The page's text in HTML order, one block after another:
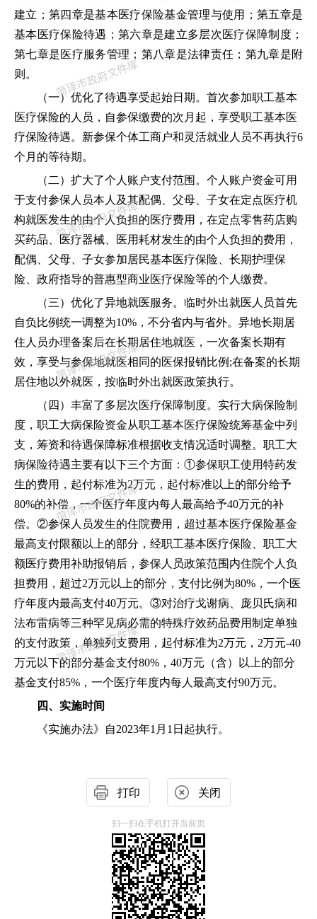
建立；第四章是基本医疗保险基金管理与使用；第五章是
基本医疗保险待遇；第六章是建立多层次医疗保障制度；
第七章是医疗服务管理；第八章是法律责任；第九章是附
则。
（一）优化了待遇享受起始日期。 首次参加职工基本
医疗保险的人员，自参保缴费的次月起，享受职工基本医
疗保险待遇。新参保个体工商户和灵活就业人员不再执行6
个月的等待期。
（二）扩大了个人账户支付范围。 个人账户资金可用
于支付参保人员本人及其配偶、父母、子女在定点医疗机
构就医发生的由个人负担的医疗费用，在定点零售药店购
买药品、医疗器械、医用耗材发生的由个人负担的费用，
配偶、父母、子女参加居民基本医疗保险、长期护理保
险、政府指导的普惠型商业医疗保险等的个人缴费。
（三）优化了异地就医服务。 临时外出就医人员首先
自负比例统一调整为10%，不分省内与省外。异地长期居
住人员办理备案后在长期居住地就医，一次备案长期有
效，享受与参保地就医相同的医保报销比例;在备案的长期
居住地以外就医，按临时外出就医政策执行。
（四）丰富了多层次医疗保障制度。 实行大病保险制
度，职工大病保险资金从职工基本医疗保险统筹基金中列
支，筹资和待遇保障标准根据收支情况适时调整。职工大
病保险待遇主要有以下三个方面： ①参保职工使用特药发
生的费用，起付标准为2万元，起付标准以上的部分给予
80%的补偿，一个医疗年度内每人最高给予40万元的补
偿。②参保人员发生的住院费用，超过基本医疗保险基金
最高支付限额以上的部分，经职工基本医疗保险、职工大
额医疗费用补助报销后，参保人员政策范围内住院个人负
担费用，超过2万元以上的部分，支付比例为80%，一个医
疗年度内最高支付40万元。③对治疗戈谢病、庞贝氏病和
法布雷病等三种罕见病必需的特殊疗效药品费用制定单独
的支付政策，单独列支费用，起付标准为2万元，2万元-40
万元以下的部分基金支付80%，40万元（含）以上的部分
基金支付85%，一个医疗年度内每人最高支付90万元。
四、实施时间
《实施办法》自2023年1月1日起执行。
打印 关闭
扫一扫在手机打开当前页